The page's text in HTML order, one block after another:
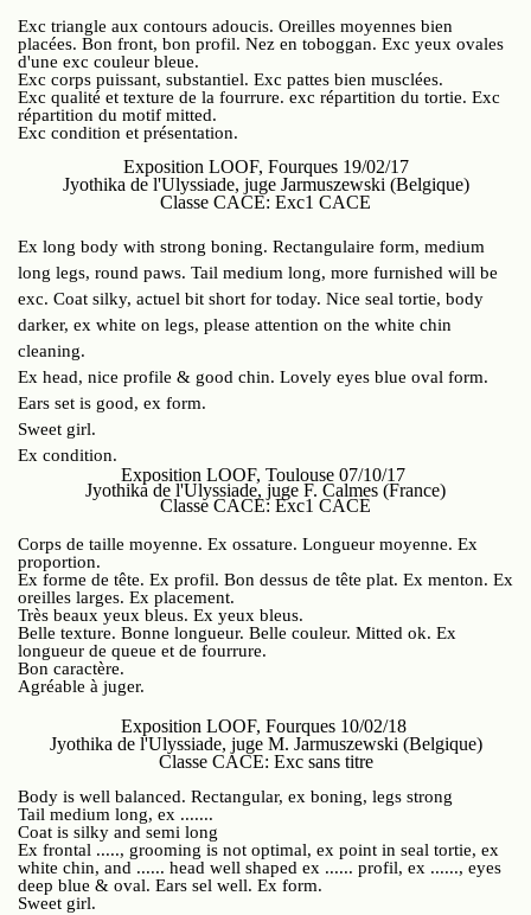
Exc triangle aux contours adoucis. Oreilles moyennes bien
placées. Bon front, bon profil. Nez en toboggan. Exc yeux ovales
d'une exc couleur bleue.
Exc corps puissant, substantiel. Exc pattes bien musclées.
Exc qualité et texture de la fourrure. exc répartition du tortie. Exc
répartition du motif mitted.
Exc condition et présentation.
Exposition LOOF, Fourques 19/02/17
Jyothika de l'Ulyssiade, juge Jarmuszewski (Belgique)
Classe CACE: Exc1 CACE
Ex long body with strong boning. Rectangulaire form, medium
long legs, round paws. Tail medium long, more furnished will be
exc. Coat silky, actuel bit short for today. Nice seal tortie, body
darker, ex white on legs, please attention on the white chin
cleaning.
Ex head, nice profile & good chin. Lovely eyes blue oval form.
Ears set is good, ex form.
Sweet girl.
Ex condition.
Exposition LOOF, Toulouse 07/10/17
Jyothika de l'Ulyssiade, juge F. Calmes (France)
Classe CACE: Exc1 CACE
Corps de taille moyenne. Ex ossature. Longueur moyenne. Ex
proportion.
Ex forme de tête. Ex profil. Bon dessus de tête plat. Ex menton. Ex
oreilles larges. Ex placement.
Très beaux yeux bleus. Ex yeux bleus.
Belle texture. Bonne longueur. Belle couleur. Mitted ok. Ex
longueur de queue et de fourrure.
Bon caractère.
Agréable à juger.
Exposition LOOF, Fourques 10/02/18
Jyothika de l'Ulyssiade, juge M. Jarmuszewski (Belgique)
Classe CACE: Exc sans titre
Body is well balanced. Rectangular, ex boning, legs strong
Tail medium long, ex .......
Coat is silky and semi long
Ex frontal ....., grooming is not optimal, ex point in seal tortie, ex
white chin, and ...... head well shaped ex ...... profil, ex ......, eyes
deep blue & oval. Ears sel well. Ex form.
Sweet girl.